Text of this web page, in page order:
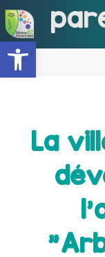
Ouvrir la barre d’outils
La